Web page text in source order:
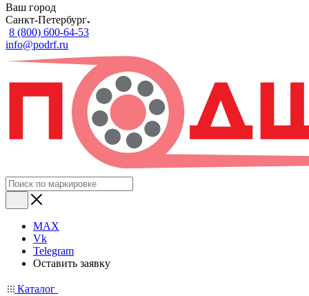
Ваш город
Санкт-Петербург
8 (800) 600-64-53
info@podrf.ru
MAX
Vk
Telegram
Оставить заявку
Каталог